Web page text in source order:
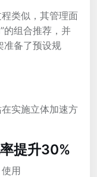
类似，其管理面
的组合推荐，并
准备了预设规
实施立体加速方
提升30%
用